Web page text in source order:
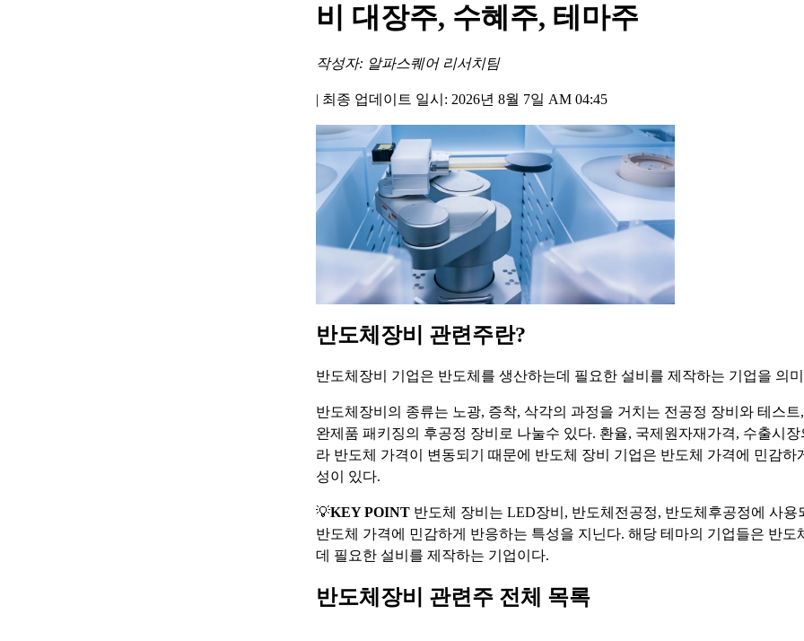
비 대장주, 수혜주, 테마주
작성자: 알파스퀘어 리서치팀
| 최종 업데이트 일시: 2026년 8월 7일 AM 04:45
반도체장비 관련주란?
반도체장비 기업은 반도체를 생산하는데 필요한 설비를 제작하는 기업을 의
반도체장비의 종류는 노광, 증착, 삭각의 과정을 거치는 전공정 장비와 테스
완제품 패키징의 후공정 장비로 나눌수 있다. 환율, 국제원자재가격, 수출시
라 반도체 가격이 변동되기 때문에 반도체 장비 기업은 반도체 가격에 민감하
성이 있다.
💡KEY POINT 반도체 장비는 LED장비, 반도체전공정, 반도체후공정에 사용
반도체 가격에 민감하게 반응하는 특성을 지닌다. 해당 테마의 기업들은 반도
데 필요한 설비를 제작하는 기업이다.
반도체장비 관련주 전체 목록